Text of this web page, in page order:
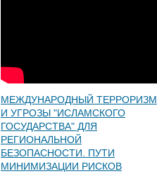
МЕЖДУНАРОДНЫЙ ТЕРРОРИЗМ
И УГРОЗЫ "ИСЛАМСКОГО
ГОСУДАРСТВА" ДЛЯ
РЕГИОНАЛЬНОЙ
БЕЗОПАСНОСТИ. ПУТИ
МИНИМИЗАЦИИ РИСКОВ